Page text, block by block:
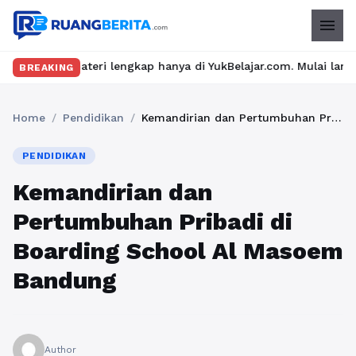
menu
BREAKING
lengkap hanya di YukBelajar.com. Mulai langkah
Home / Pendidikan / Kemandirian dan Pertumbuhan Pribadi di Boarding School Al Masoem Bandung
PENDIDIKAN
Kemandirian dan
Pertumbuhan Pribadi di
Boarding School Al Masoem
Bandung
Author